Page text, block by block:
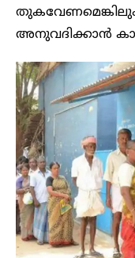
അനുവദിക്കാൻ